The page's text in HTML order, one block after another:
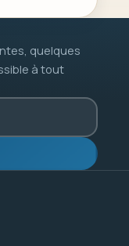
quelques
à tout